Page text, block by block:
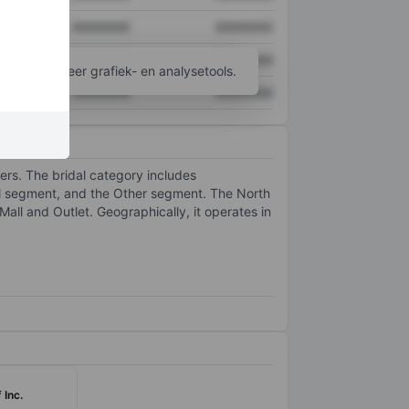
XXXXXXX XXXXXXX
tot meer grafiek- en analysetools.
The bridal category includes
and the Other segment. The North
and Outlet. Geographically, it operates in
Inc.